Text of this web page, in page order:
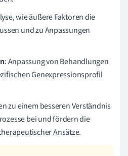
wie äußere Faktoren die
und zu Anpassungen
: Anpassung von Behandlungen
Genexpressionsprofil
zu einem besseren Verständnis
bei und fördern die
Ansätze.